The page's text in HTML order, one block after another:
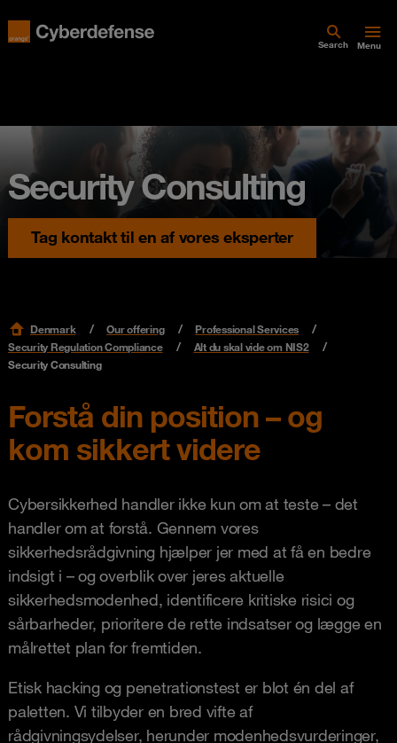
Search Menu
Security Consulting
Tag kontakt til en af vores eksperter
Denmark Our offering
Professional Services
Security Regulation Compliance
Alt du skal vide om NIS2
Security Consulting
Forstå din position – og
kom sikkert videre
Cybersikkerhed handler ikke kun om at teste – det
handler om at forstå. Gennem vores
sikkerhedsrådgivning hjælper jer med at få en bedre
indsigt i – og overblik over jeres aktuelle
sikkerhedsmodenhed, identificere kritiske risici og
sårbarheder, prioritere de rette indsatser og lægge en
målrettet plan for fremtiden.
Etisk hacking og penetrationstest er blot én del af
paletten. Vi tilbyder en bred vifte af
rådgivningsydelser, herunder modenhedsvurderinger,